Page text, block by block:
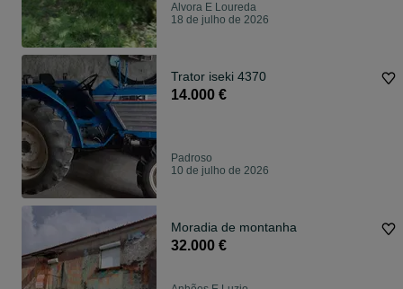
Alvora E Loureda
18 de julho de 2026
Trator iseki 4370
14.000 €
Padroso
10 de julho de 2026
Moradia de montanha
32.000 €